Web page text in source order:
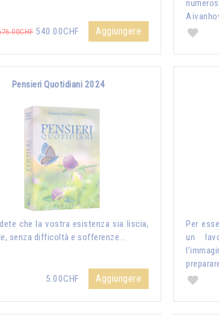
540.00CHF Aggiungere
Pensieri Quotidiani 2024
che la vostra esistenza sia liscia,
senza difficoltà e sofferenze...
5.00CHF Aggiungere
Per
un